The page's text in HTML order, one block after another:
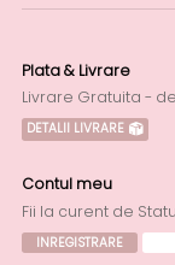
Plata & Livrare
Livrare Gratuita -
DETALII LIVRARE
Contul meu
Fii la curent de
INREGISTRARE